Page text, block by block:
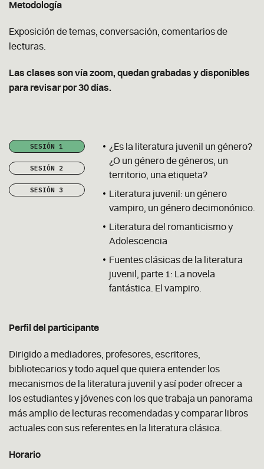
Metodología
Exposición de temas, conversación, comentarios de
lecturas.
Las clases son vía zoom, quedan grabadas y disponibles
para revisar por 30 días.
SESIÓN 1
SESIÓN 2
SESIÓN 3
¿Es la literatura juvenil un género?
¿O un género de géneros, un
territorio, una etiqueta?
Literatura juvenil: un género
vampiro, un género decimonónico.
Literatura del romanticismo y
Adolescencia
Fuentes clásicas de la literatura
juvenil, parte 1: La novela
fantástica. El vampiro.
Perfil del participante
Dirigido a mediadores, profesores, escritores,
bibliotecarios y todo aquel que quiera entender los
mecanismos de la literatura juvenil y así poder ofrecer a
los estudiantes y jóvenes con los que trabaja un panorama
más amplio de lecturas recomendadas y comparar libros
actuales con sus referentes en la literatura clásica.
Horario